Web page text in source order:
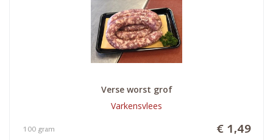
Verse worst grof
Varkensvlees
€ 1,49
100 gram